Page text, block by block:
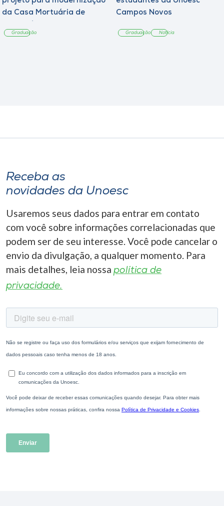
da Casa Mortuária de
Graduação
Campos Novos
Graduação Notícia
Receba as
novidades da Unoesc
Usaremos seus dados para entrar em contato
com você sobre informações correlacionadas que
podem ser de seu interesse. Você pode cancelar o
envio da divulgação, a qualquer momento. Para
mais detalhes, leia nossa política de
privacidade.